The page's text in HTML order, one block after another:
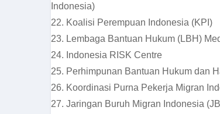
Indonesia)
22. Koalisi Perempuan Indonesia (KPI)
23. Lembaga Bantuan Hukum (LBH)
24. Indonesia RISK Centre
25. Perhimpunan Bantuan Hukum dan
26. Koordinasi Purna Pekerja Migran
27. Jaringan Buruh Migran Indonesia